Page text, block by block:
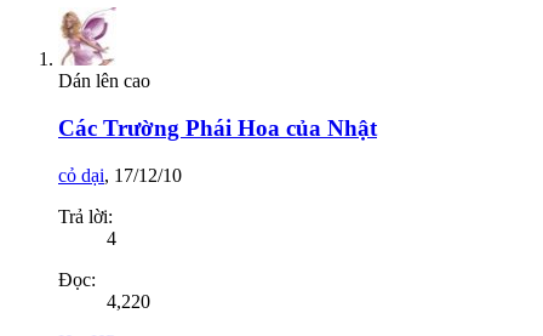
Dán lên cao
Các Trường Phái Hoa của Nhật
cỏ dại, 17/12/10
Trả lời:
4
Đọc:
4,220